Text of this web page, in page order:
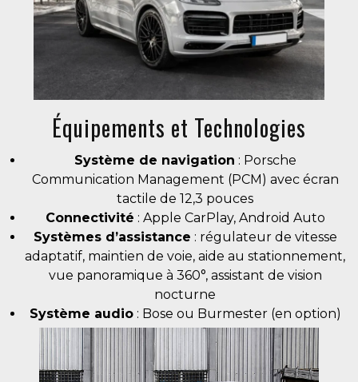
Équipements et Technologies
Système de navigation : Porsche
Communication Management (PCM) avec écran
tactile de 12,3 pouces
Connectivité : Apple CarPlay, Android Auto
Systèmes d’assistance : régulateur de vitesse
adaptatif, maintien de voie, aide au stationnement,
vue panoramique à 360°, assistant de vision
nocturne
Système audio: Bose ou Burmester (en option)